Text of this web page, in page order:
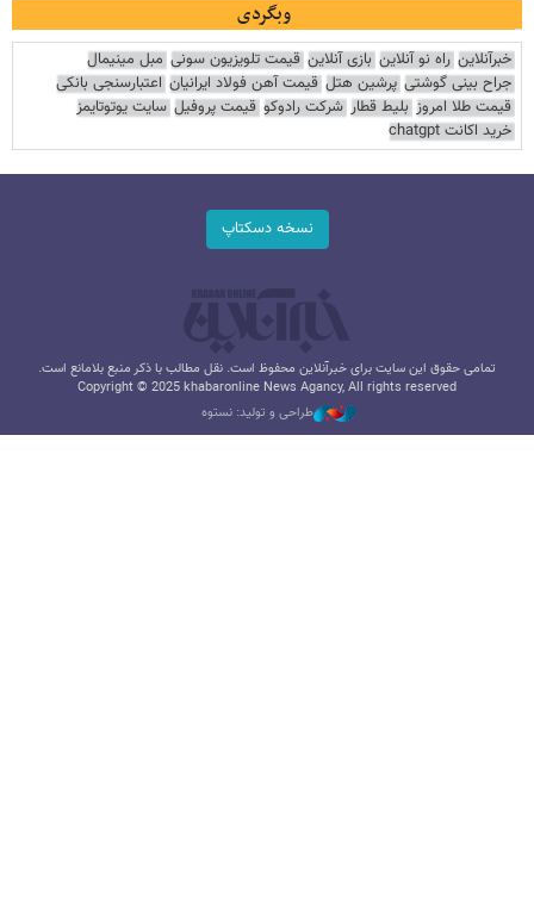
وبگردی
خبرآنلاین راه نو آنلاین بازی آنلاین قیمت تلویزیون سونی مبل مینیمال
جراح بینی گوشتی پرشین هتل قیمت آهن فولاد ایرانیان اعتبارسنجی بانکی
قیمت طلا امروز بلیط قطار شرکت رادوکو قیمت پروفیل سایت یوتوتایمز
خرید اکانت chatgpt
نسخه دسکتاپ
تمامی حقوق این سایت برای خبرآنلاین محفوظ است. نقل مطالب با ذکر منبع بلامانع است.
Copyright © 2025 khabaronline News Agancy, All rights reserved
طراحی و تولید: نستوه